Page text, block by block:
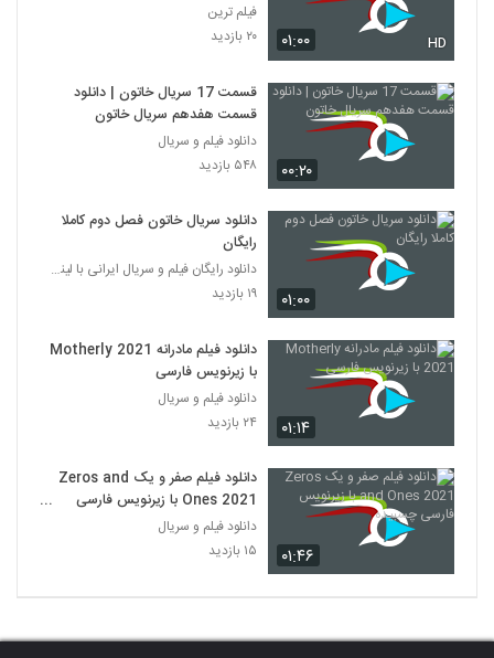
۰۱:۰۰ HD
فیلم ترین
۲۰ بازدید
۰۰:۲۰
قسمت 17 سریال خاتون | دانلود
قسمت هفدهم سریال خاتون
دانلود فیلم و سریال
۵۴۸ بازدید
۰۱:۰۰
دانلود سریال خاتون فصل دوم کاملا
رایگان
دانلود رایگان فیلم و سریال ایرانی با لینک مستقیم
۱۹ بازدید
۰۱:۱۴
دانلود فیلم مادرانه Motherly 2021
با زیرنویس فارسی
دانلود فیلم و سریال
۲۴ بازدید
۰۱:۴۶
دانلود فیلم صفر و یک Zeros and
Ones 2021 با زیرنویس فارسی
چسبیده
دانلود فیلم و سریال
۱۵ بازدید